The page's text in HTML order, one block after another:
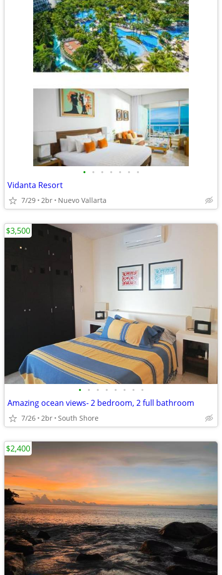
• • • • • • •
Vidanta Resort
7/29 2br Nuevo Vallarta
• • • • • • • •
Amazing ocean views- 2 bedroom, 2 full bathroom
7/26 2br South Shore
$3,500
$2,400